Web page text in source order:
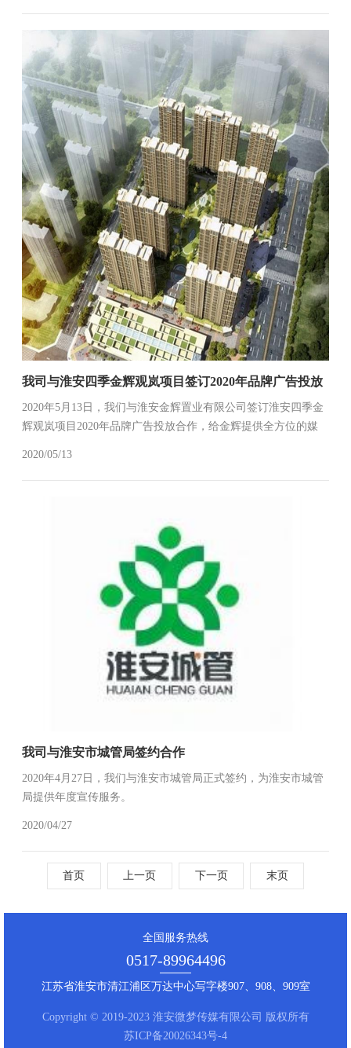
我司与淮安四季金辉观岚项目签订2020年品牌广告投放
2020年5月13日，我们与淮安金辉置业有限公司签订淮安四季金
辉观岚项目2020年品牌广告投放合作，给金辉提供全方位的媒
2020/05/13
我司与淮安市城管局签约合作
2020年4月27日，我们与淮安市城管局正式签约，为淮安市城管
局提供年度宣传服务。
2020/04/27
首页 上一页 下一页 末页
全国服务热线
0517-89964496
江苏省淮安市清江浦区万达中心写字楼907、908、909室
Copyright © 2019-2023 淮安微梦传媒有限公司 版权所有
苏ICP备20026343号-4